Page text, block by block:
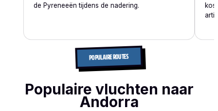
de Pyreneeën tijdens de nadering.
POPULAIRE ROUTES
Populaire vluchten naar
Andorra